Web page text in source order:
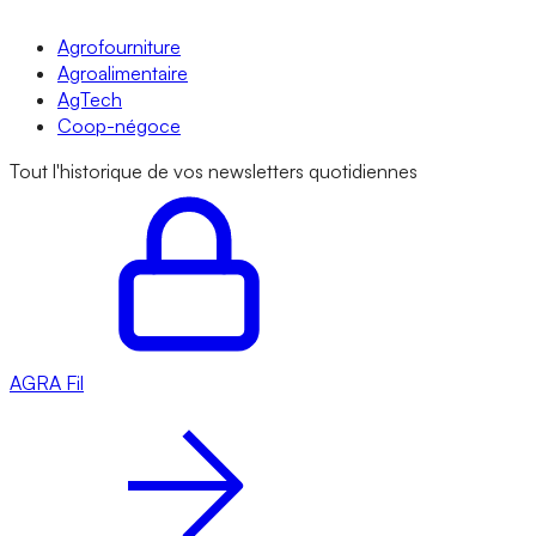
Agrofourniture
Agroalimentaire
AgTech
Coop-négoce
Tout l'historique de vos newsletters quotidiennes
AGRA Fil